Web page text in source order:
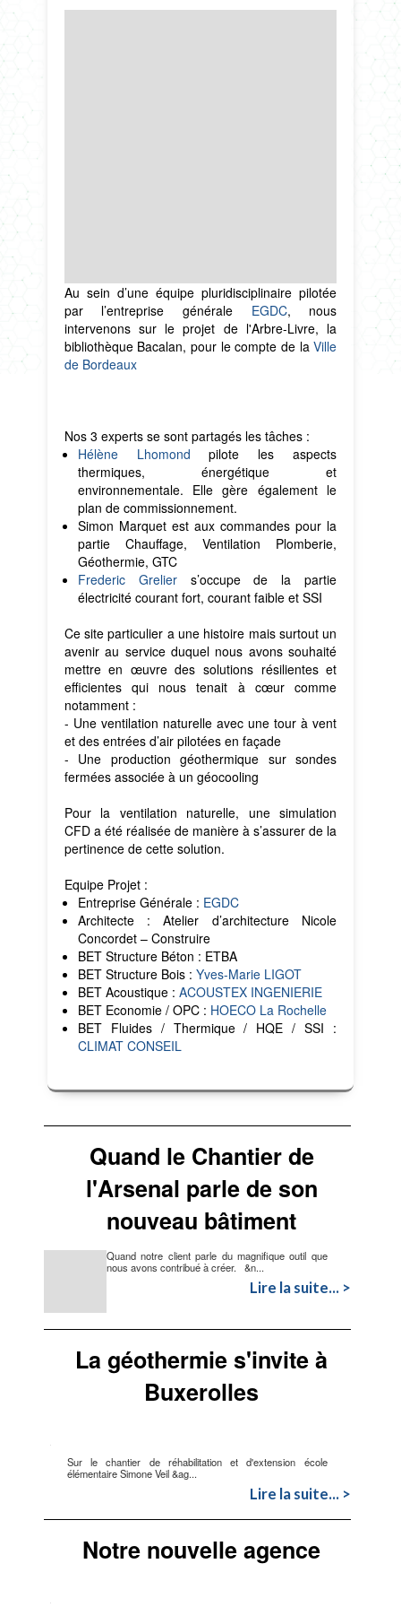
Au sein d’une équipe pluridisciplinaire pilotée
par l’entreprise générale EGDC, nous
intervenons sur le projet de l'Arbre-Livre, la
bibliothèque Bacalan, pour le compte de laVille
de Bordeaux
Nos 3 experts se sont partagés les tâches :
Hélène Lhomond pilote les aspects
thermiques, énergétique et
environnementale. Elle gère également le
plan de commissionnement.
Simon Marquet est aux commandes pour la
partie Chauffage, Ventilation Plomberie,
Géothermie, GTC
Frederic Greliers’occupe de la partie
électricité courant fort, courant faible et SSI
Ce site particulier a une histoire mais surtout un
avenir au service duquel nous avons souhaité
mettre en œuvre des solutions résilientes et
efficientes qui nous tenait à cœur comme
notamment :
- Une ventilation naturelle avec une tour à vent
et des entrées d’air pilotées en façade
- Une production géothermique sur sondes
fermées associée à un géocooling
Pour la ventilation naturelle, une simulation
CFD a été réalisée de manière à s’assurer de la
pertinence de cette solution.
Equipe Projet :
Entreprise Générale : EGDC
Architecte : Atelier d’architecture Nicole
Concordet – Construire
BET Structure Béton : ETBA
BET Structure Bois : Yves-Marie LIGOT
BET Acoustique : ACOUSTEX INGENIERIE
BET Economie / OPC : HOECO La Rochelle
BET Fluides / Thermique / HQE / SSI :
CLIMAT CONSEIL
Quand le Chantier de
l'Arsenal parle de son
nouveau bâtiment
Quand notre client parle du magnifique outil que
nous avons contribué à créer. &n...
Lire la suite... >
La géothermie s'invite à
Buxerolles
Sur le chantier de réhabilitation et d'extension école
élémentaire Simone Veil &ag...
Lire la suite... >
Notre nouvelle agence